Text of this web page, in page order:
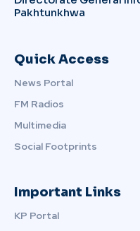
Pakhtunkhwa
Quick Access
News Portal
FM Radios
Multimedia
Social Footprints
Important Links
KP Portal